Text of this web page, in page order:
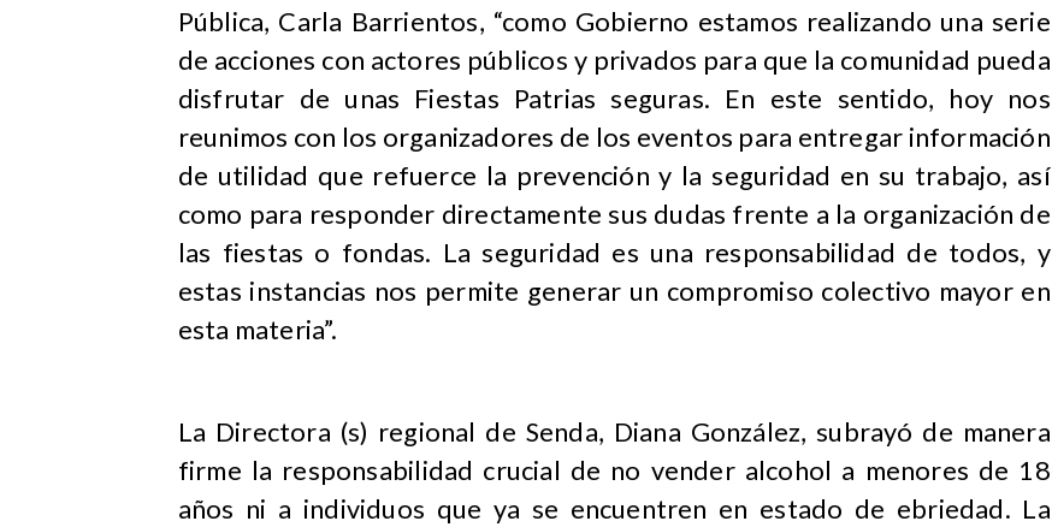
Pública, Carla Barrientos, “como Gobierno estamos realizando una serie
de acciones con actores públicos y privados para que la comunidad pueda
disfrutar de unas Fiestas Patrias seguras. En este sentido, hoy nos
reunimos con los organizadores de los eventos para entregar información
de utilidad que refuerce la prevención y la seguridad en su trabajo, así
como para responder directamente sus dudas frente a la organización de
las fiestas o fondas. La seguridad es una responsabilidad de todos, y
estas instancias nos permite generar un compromiso colectivo mayor en
esta materia”.
La Directora (s) regional de Senda, Diana González, subrayó de manera
firme la responsabilidad crucial de no vender alcohol a menores de 18
años ni a individuos que ya se encuentren en estado de ebriedad. La